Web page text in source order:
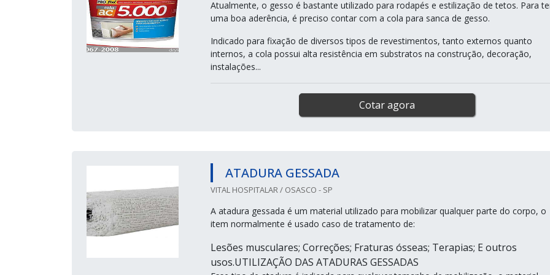
Atualmente, o gesso é bastante utilizado para rodapés e estilização de tetos. Para
uma boa aderência, é preciso contar com a cola para sanca de gesso.
Indicado para fixação de diversos tipos de revestimentos, tanto externos quanto
internos, a cola possui alta resistência em substratos na construção, decoração,
instalações...
Cotar agora
ATADURA GESSADA
VITAL HOSPITALAR / OSASCO - SP
A atadura gessada é um material utilizado para mobilizar qualquer parte do corpo, o
item normalmente é usado caso de tratamento de:
Lesões musculares; Correções; Fraturas ósseas; Terapias; E outros
usos.UTILIZAÇÃO DAS ATADURAS GESSADAS